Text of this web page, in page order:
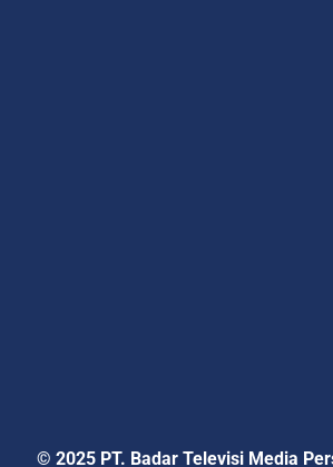
© 2025 PT. Badar Televisi Media